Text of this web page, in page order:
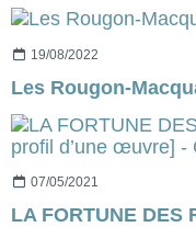
19/08/2022
Les Rougon-
07/05/2021